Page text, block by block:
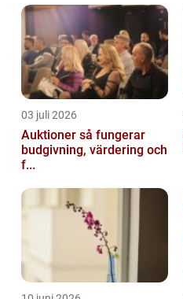
03 juli 2026
Auktioner så fungerar
budgivning, värdering och
f...